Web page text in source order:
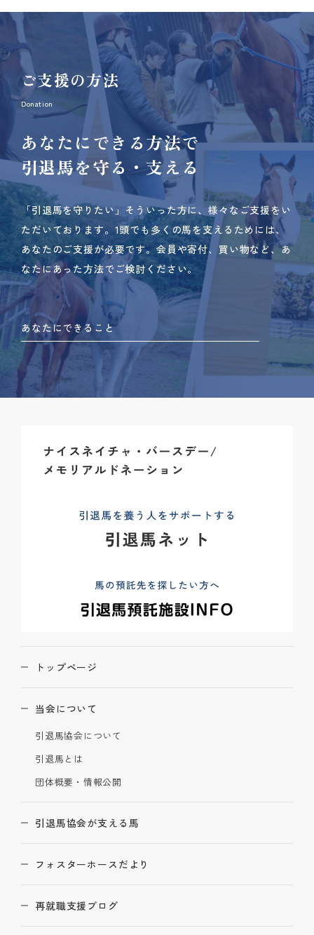
ご支援の方法
Donation
あなたにできる方法で
引退馬を守る・支える
「引退馬を守りたい」そういった方に、様々なご支援をい
ただいております。 1頭でも多くの馬を支えるためには、
あなたのご支援が必要です。 会員や寄付、買い物など、あ
なたにあった方法でご検討ください。
あなたにできること
トップページ
当会について
引退馬協会について
引退馬とは
団体概要・情報公開
引退馬協会が支える馬
フォスターホースだより
再就職支援ブログ